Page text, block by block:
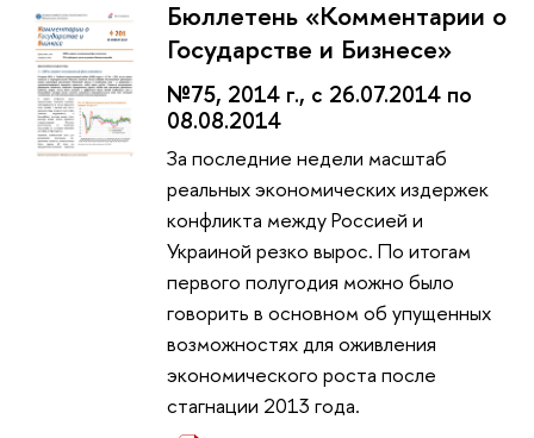
Бюллетень «Комментарии о
Государстве и Бизнесе»
№75, 2014 г., с 26.07.2014 по
08.08.2014
За последние недели масштаб
реальных экономических издержек
конфликта между Россией и
Украиной резко вырос. По итогам
первого полугодия можно было
говорить в основном об упущенных
возможностях для оживления
экономического роста после
стагнации 2013 года.